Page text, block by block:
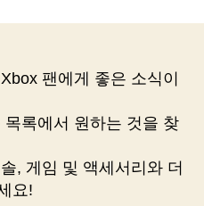
매
크
찾
팬에게 좋은 소식이
록에서 원하는 것을 찾
, 게임 및 액세서리와 더
요!